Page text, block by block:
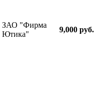
ЗАО "Фирма
Ютика"
9,000 руб.